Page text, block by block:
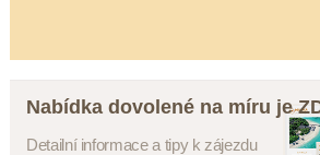
Nabídka dovolené na míru je
Detailní informace a tipy k zájezdu